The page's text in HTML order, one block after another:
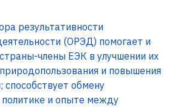
результативности
(ОРЭД) помогает и
члены ЕЭК в улучшении их
и повышения
обмену
и опыте между